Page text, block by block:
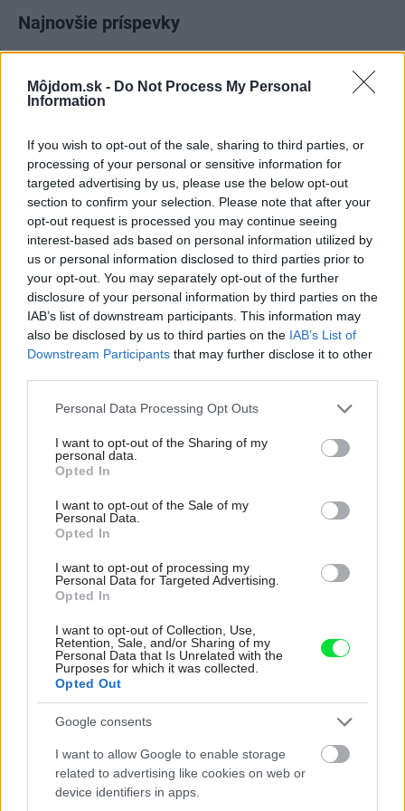
Môjdom.sk - Do Not Process My Personal
Information
If you wish to opt-out of the sale, sharing to third parties, or
processing of your personal or sensitive information for
targeted advertising by us, please use the below opt-out
section to confirm your selection. Please note that after your
opt-out request is processed you may continue seeing
interest-based ads based on personal information utilized by
us or personal information disclosed to third parties prior to
your opt-out. You may separately opt-out of the further
disclosure of your personal information by third parties on the
IAB’s list of downstream participants. This information may
also be disclosed by us to third parties on the IAB’s List of
Downstream Participants that may further disclose it to other
Please note that this website/app uses one or more Google
not limited to your visit or usage behaviour. You may click to
grant or deny consent to Google and its third-party tags to
use your data for below specified purposes in below Google
consent section.
Personal Data Processing Opt Outs
I want to opt-out of the Sharing of my
personal data.
Opted In
I want to opt-out of the Sale of my
Personal Data.
Opted In
I want to opt-out of processing my
Personal Data for Targeted Advertising.
Opted In
I want to opt-out of Collection, Use,
Retention, Sale, and/or Sharing of my
Personal Data that Is Unrelated with the
Purposes for which it was collected.
Opted Out
Google consents
I want to allow Google to enable storage
related to advertising like cookies on web or
device identifiers in apps.
Najnovšie príspevky
Re: Takto sa rieši málo úložného miesta. V tomto byte
stačil jeden prvok | Môjdom.sk
Re: Takto sa rieši málo úložného miesta. V tomto byte
stačil jeden prvok | Môjdom.sk
Dizajn je to nádherný, tá brezová preglejka a čisté línie vyzerajú super.
Ale vždy, keď…
Re: Toto je najväčší mýtus pri ošetrení dreva a môže vás
vyjsť draho. Ako ho ochrániť pred hnitím a škodcami?
clovek by cakal ze vysusene drahe drevo bolo predtym naparovane aby
sa zbavilo zarodkov skodcov...
Môj dom 07-08/2026